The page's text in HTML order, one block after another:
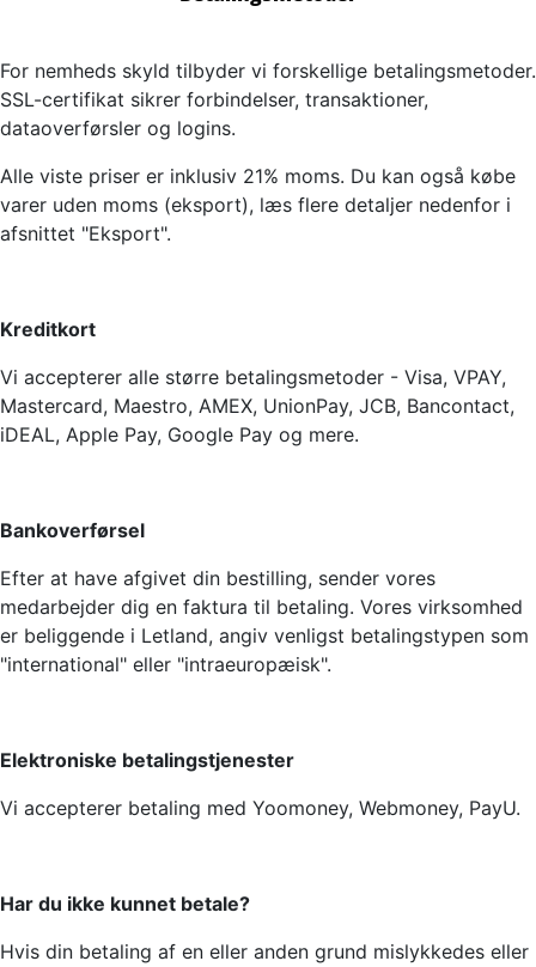
For nemheds skyld tilbyder vi forskellige betalingsmetoder.
SSL-certifikat sikrer forbindelser, transaktioner,
dataoverførsler og logins.
Alle viste priser er inklusiv 21% moms. Du kan også købe
varer uden moms (eksport), læs flere detaljer nedenfor i
afsnittet "Eksport".
Kreditkort
Vi accepterer alle større betalingsmetoder - Visa, VPAY,
Mastercard, Maestro, AMEX, UnionPay, JCB, Bancontact,
iDEAL, Apple Pay, Google Pay og mere.
Bankoverførsel
Efter at have afgivet din bestilling, sender vores
medarbejder dig en faktura til betaling. Vores virksomhed
er beliggende i Letland, angiv venligst betalingstypen som
"international" eller "intraeuropæisk".
Elektroniske betalingstjenester
Vi accepterer betaling med Yoomoney, Webmoney, PayU.
Har du ikke kunnet betale?
Hvis din betaling af en eller anden grund mislykkedes eller